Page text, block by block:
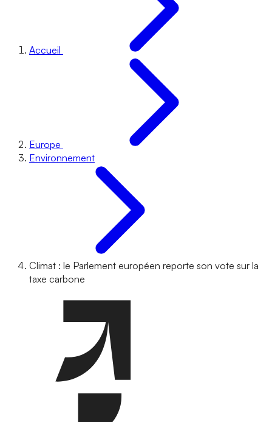
Accueil
Europe
Environnement
Climat : le Parlement européen reporte son vote sur la
taxe carbone